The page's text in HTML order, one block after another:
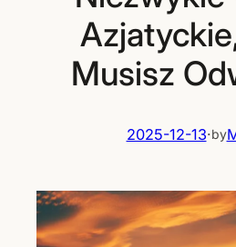
Musisz
2025-12-13·by